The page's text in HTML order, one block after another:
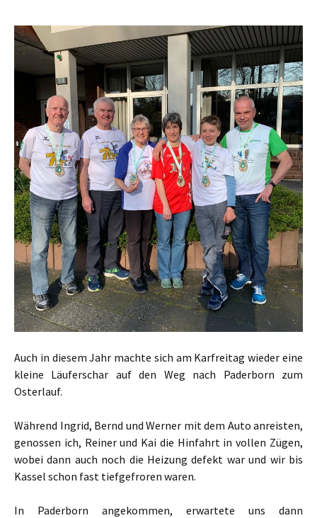
Auch in diesem Jahr machte sich am Karfreitag wieder eine
kleine Läuferschar auf den Weg nach Paderborn zum
Osterlauf.
Während Ingrid, Bernd und Werner mit dem Auto anreisten,
genossen ich, Reiner und Kai die Hinfahrt in vollen Zügen,
wobei dann auch noch die Heizung defekt war und wir bis
Kassel schon fast tiefgefroren waren.
In Paderborn angekommen, erwartete uns dann